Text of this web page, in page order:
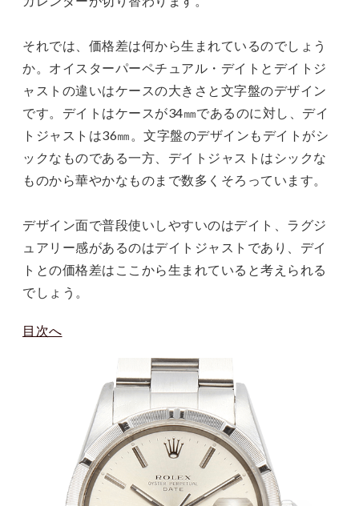
それでは、価格差は何から生まれているのでしょう
か。オイスターパーペチュアル・デイトとデイトジ
ャストの違いはケースの大きさと文字盤のデザイン
です。デイトはケースが34㎜であるのに対し、デイ
トジャストは36㎜。文字盤のデザインもデイトがシ
ックなものである一方、デイトジャストはシックな
ものから華やかなものまで数多くそろっています。
デザイン面で普段使いしやすいのはデイト、ラグジ
ュアリー感があるのはデイトジャストであり、デイ
トとの価格差はここから生まれていると考えられる
でしょう。
目次へ